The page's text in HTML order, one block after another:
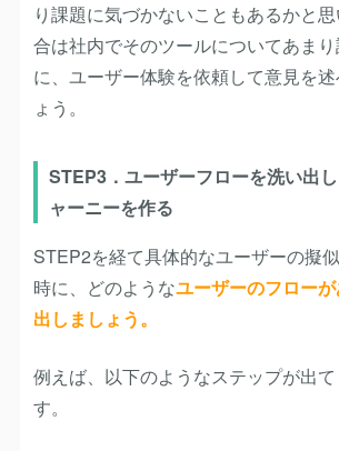
り課題に気づかないこともあるかと
合は社内でそのツールについてあま
に、ユーザー体験を依頼して意見を
ょう。
STEP3．ユーザーフローを洗い出
ャーニーを作る
STEP2を経て具体的なユーザーの擬
時に、どのようなユーザーのフロー
出しましょう。
例えば、以下のようなステップが出
す。